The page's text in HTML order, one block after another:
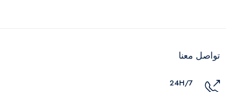
تواصل معنا
24H/7